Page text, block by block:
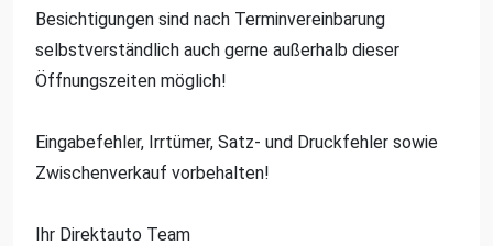
Besichtigungen sind nach Terminvereinbarung
selbstverständlich auch gerne außerhalb dieser
Öffnungszeiten möglich!
Eingabefehler, Irrtümer, Satz- und Druckfehler sowie
Zwischenverkauf vorbehalten!
Ihr Direktauto Team